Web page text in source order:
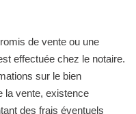
de vente ou une
effectuée chez le notaire.
sur le bien
la vente, existence
des frais éventuels